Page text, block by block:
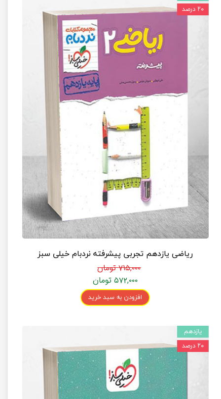
ریاضی یازدهم تجربی پیشرفته نردبام خیلی سبز
۷۱۵,۰۰۰ تومان
۵۷۲,۰۰۰ تومان
افزودن به سبد خرید
۲۰ درصد
یازدهم
۲۰ درصد